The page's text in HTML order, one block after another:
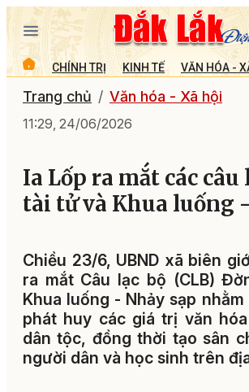
CHÍNH TRỊ KINH TẾ VĂN HÓA -
Trang chủ Văn hóa - Xã hội
11:29, 24/06/2026
Ia Lốp ra mắt các câu
tài tử và Khua luống
Chiều 23/6, UBND xã biên
ra mắt Câu lạc bộ (CLB)
Khua luống - Nhảy sạp
phát huy các giá trị văn
dân tộc, đồng thời tạo sân
người dân và học sinh trên